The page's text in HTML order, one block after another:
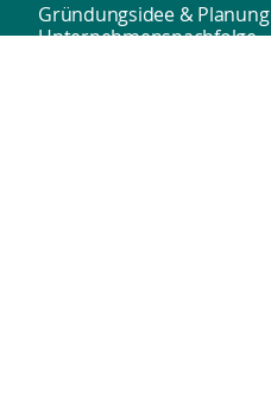
Gründungsidee & Planung
Unternehmensnachfolge